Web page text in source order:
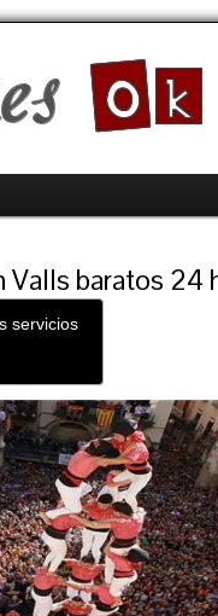
Valls baratos 24
servicios